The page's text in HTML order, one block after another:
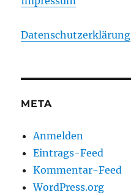
Datenschutzerklärung
META
Anmelden
Eintrags-Feed
Kommentar-Feed
WordPress.org